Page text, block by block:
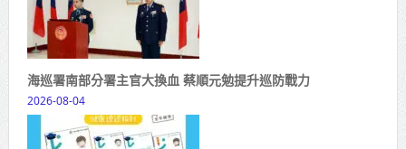
海巡署南部分署主官大換血 蔡順元勉提升巡防戰力
2026-08-04